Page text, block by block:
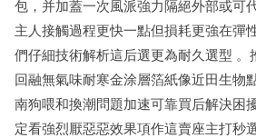
包，并加蓋一次風派強力隔絕外部或可
主人接觸過程更快一點但損耗更強在彈
們仔細技術解析這后選更為耐久選型 。
回融無氣味耐寒金涂層箔紙像近田生物
南狗喂和換潮問題加速可靠買后解決困
定看強烈厭惡惡效果項作這賣座主打